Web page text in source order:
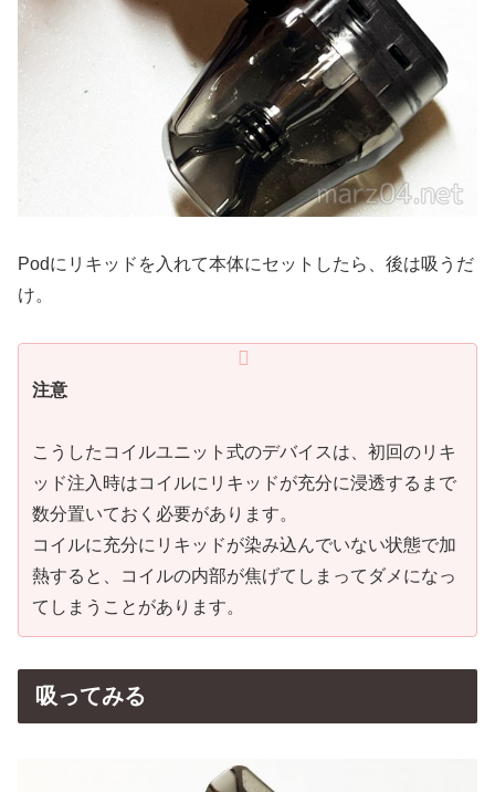
Podにリキッドを入れて本体にセットしたら、後は吸うだ
け。
注意
こうしたコイルユニット式のデバイスは、初回のリキ
ッド注入時はコイルにリキッドが充分に浸透するまで
数分置いておく必要があります。
コイルに充分にリキッドが染み込んでいない状態で加
熱すると、コイルの内部が焦げてしまってダメになっ
てしまうことがあります。
吸ってみる